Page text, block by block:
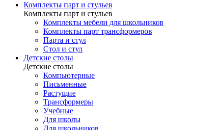
Комплекты парт и стульев
Комплекты парт и стульев
Комплекты мебели для школьников
Комплекты парт трансформеров
Парта и стул
Стол и стул
Детские столы
Детские столы
Компьютерные
Письменные
Растущие
Трансформеры
Учебные
Для школы
Для школьников